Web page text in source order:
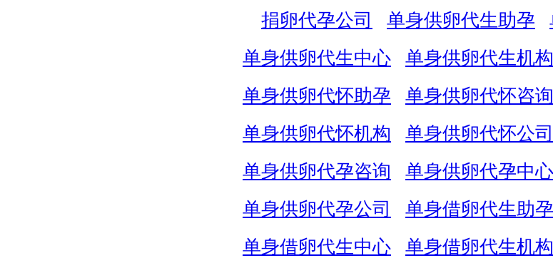
捐卵代孕公司
单身供卵代生助孕
单身供卵代生中心
单身供卵代生机构
单身供卵代怀助孕
单身供卵代怀咨询
单身供卵代怀机构
单身供卵代怀公司
单身供卵代孕咨询
单身供卵代孕中心
单身供卵代孕公司
单身借卵代生助孕
单身借卵代生中心
单身借卵代生机构